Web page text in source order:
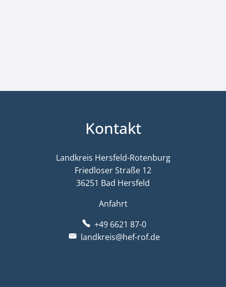
Kontakt
Landkreis Hersfeld-Rotenburg
Friedloser Straße 12
36251 Bad Hersfeld
Anfahrt
+49 6621 87-0
landkreis@hef-rof.de